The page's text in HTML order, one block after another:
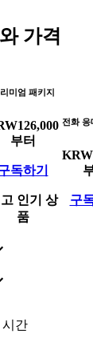
가격
미엄 패키지
126,000
부터
독하기
인기 상
품
전화 응
KRW
구
시간